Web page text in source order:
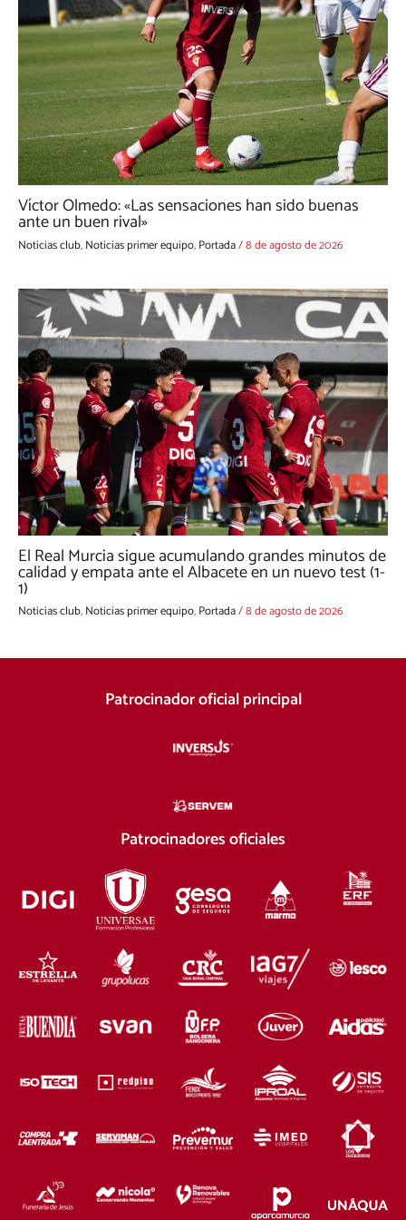
Víctor Olmedo: «Las sensaciones han sido buenas
ante un buen rival»
Noticias club,Noticias primer equipo,Portada/8 de agosto de 2026
El Real Murcia sigue acumulando grandes minutos de
calidad y empata ante el Albacete en un nuevo test (1-
1)
Noticias club,Noticias primer equipo,Portada/8 de agosto de 2026
Patrocinador oficial principal
Patrocinadores oficiales